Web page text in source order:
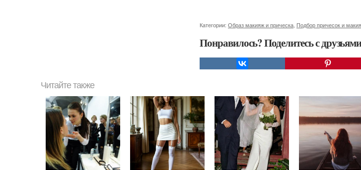
Категории: Образ макияж и прическа Подбор причесок и
Понравилось? Поделитесь с
Читайте также